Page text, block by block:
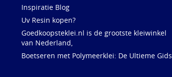
Inspiratie Blog
Uv Resin kopen?
Goedkoopsteklei.nl is de grootste kleiwinkel
van Nederland,
Boetseren met Polymeerklei: De Ultieme Gids